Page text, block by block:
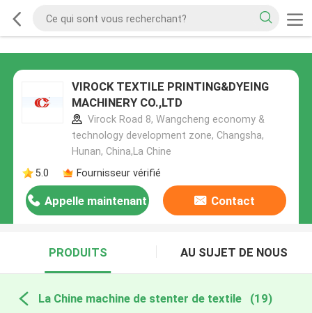
VIROCK TEXTILE PRINTING&DYEING
MACHINERY CO.,LTD
Virock Road 8, Wangcheng economy &
technology development zone, Changsha,
Hunan, China,La Chine
5.0
Fournisseur vérifié
Appelle maintenant Contact
PRODUITS AU SUJET DE NOUS
La Chine machine de stenter de textile (19)